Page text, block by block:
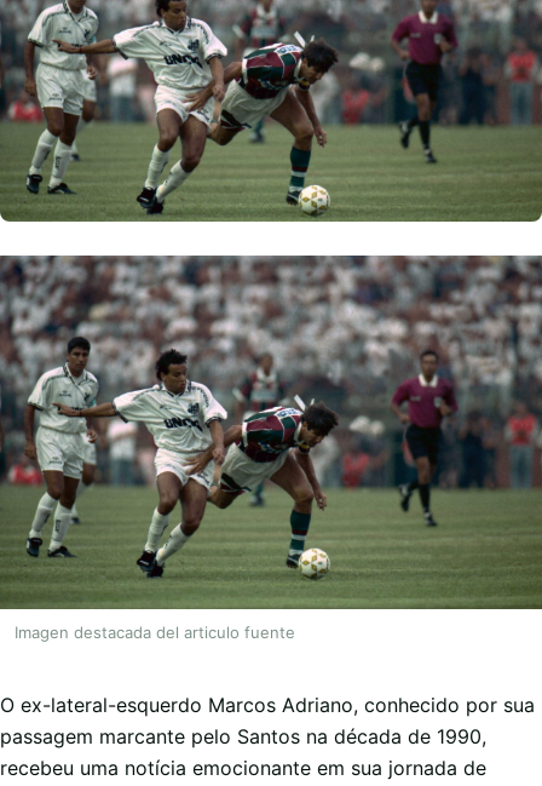
Imagen destacada del articulo fuente
O ex-lateral-esquerdo Marcos Adriano, conhecido por sua
passagem marcante pelo Santos na década de 1990,
recebeu uma notícia emocionante em sua jornada de